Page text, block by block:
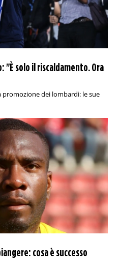
"È solo il riscaldamento. Ora
promozione dei lombardi: le sue
cosa è successo